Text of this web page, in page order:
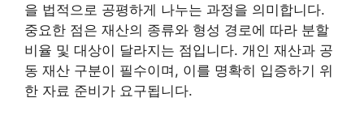
을 법적으로 공평하게 나누는 과정을 의미합니다.
중요한 점은 재산의 종류와 형성 경로에 따라 분할
비율 및 대상이 달라지는 점입니다. 개인 재산과 공
동 재산 구분이 필수이며, 이를 명확히 입증하기 위
한 자료 준비가 요구됩니다.